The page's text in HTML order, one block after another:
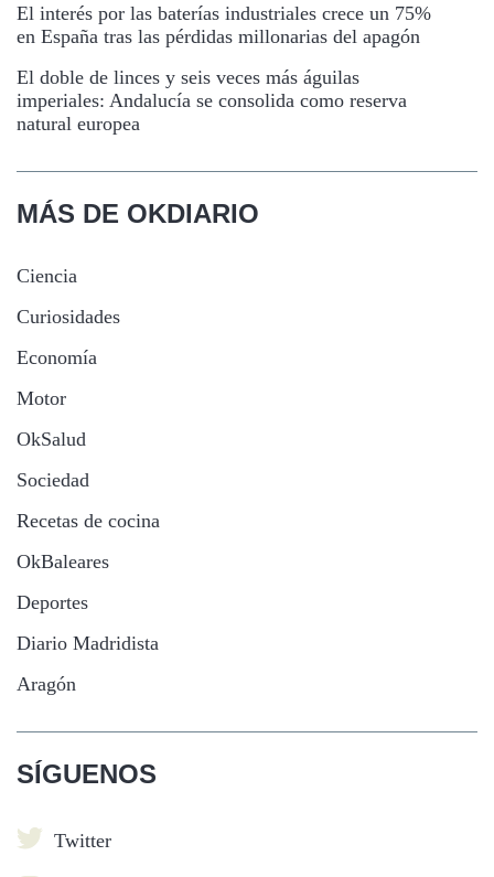
El interés por las baterías industriales crece un 75%
en España tras las pérdidas millonarias del apagón
El doble de linces y seis veces más águilas
imperiales: Andalucía se consolida como reserva
natural europea
MÁS DE OKDIARIO
Ciencia
Curiosidades
Economía
Motor
OkSalud
Sociedad
Recetas de cocina
OkBaleares
Deportes
Diario Madridista
Aragón
SÍGUENOS
Twitter